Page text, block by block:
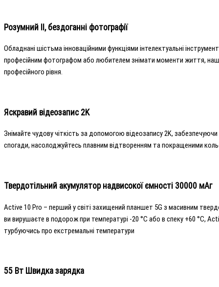
Розумний ІІ, бездоганні фотографії
Обладнані шістьма інноваційними функціями інтелектуальні
професійним фотографом або любителем знімати моменти життя, наш
професійного рівня.
Яскравий відеозапис 2K
Знімайте чудову чіткість за допомогою відеозапису 2K,
спогади, насолоджуйтесь плавним відтворенням та покращеними
Твердотільний акумулятор надвисокої ємності 30000 мАг
Active 10 Pro – перший у світі захищений планшет 5G з масивним
ви вирушаєте в подорож при температурі -20 °C або в спеку +60 °C,
турбуючись про екстремальні температури
55 Вт Швидка зарядка